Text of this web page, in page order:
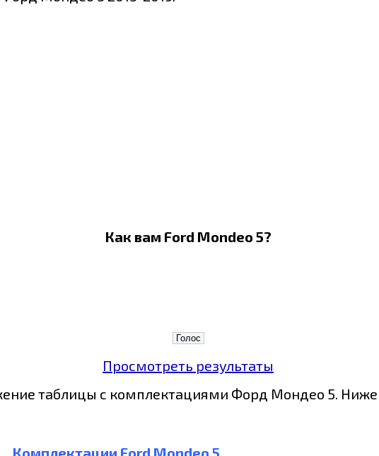
Как вам Ford Mondeo 5?
Просмотреть результаты
таблицы с комплектациями Форд Мондео 5.
Комплектации Ford Mondeo 5